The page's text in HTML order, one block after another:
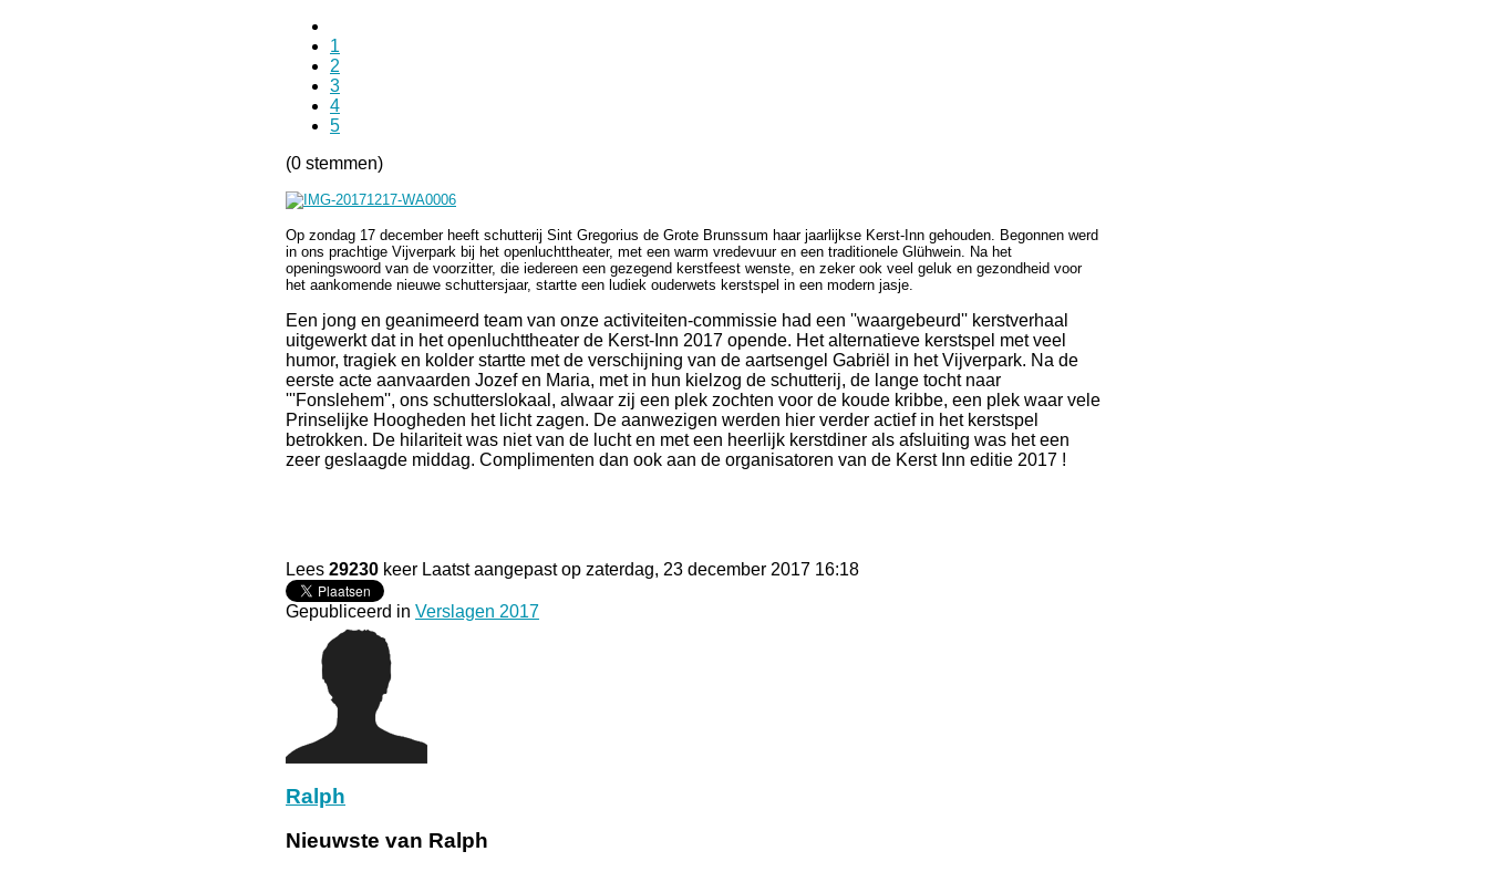
1
2
3
4
5
(0 stemmen)
Op zondag 17 december heeft schutterij Sint Gregorius de Grote Brunssum haar jaarlijkse Kerst-Inn gehouden. Begonnen werd
in ons prachtige Vijverpark bij het openluchttheater, met een warm vredevuur en een traditionele Glühwein. Na het
openingswoord van de voorzitter, die iedereen een gezegend kerstfeest wenste, en zeker ook veel geluk en gezondheid voor
het aankomende nieuwe schuttersjaar, startte een ludiek ouderwets kerstspel in een modern jasje.
Een jong en geanimeerd team van onze activiteiten-commissie had een ''waargebeurd'' kerstverhaal
uitgewerkt dat in het openluchttheater de Kerst-Inn 2017 opende. Het alternatieve kerstspel met veel
humor, tragiek en kolder startte met de verschijning van de aartsengel Gabriël in het Vijverpark. Na de
eerste acte aanvaarden Jozef en Maria, met in hun kielzog de schutterij, de lange tocht naar
'''Fonslehem'', ons schutterslokaal, alwaar zij een plek zochten voor de koude kribbe, een plek waar vele
Prinselijke Hoogheden het licht zagen. De aanwezigen werden hier verder actief in het kerstspel
betrokken. De hilariteit was niet van de lucht en met een heerlijk kerstdiner als afsluiting was het een
zeer geslaagde middag. Complimenten dan ook aan de organisatoren van de Kerst Inn editie 2017 !
Lees 29230 keer Laatst aangepast op zaterdag, 23 december 2017 16:18
Gepubliceerd in Verslagen 2017
Ralph
Nieuwste van Ralph